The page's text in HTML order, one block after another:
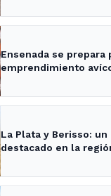
Xuxa" - Radio
Ensenada se prepara
emprendimiento
La Plata y Berisso:
destacado en la